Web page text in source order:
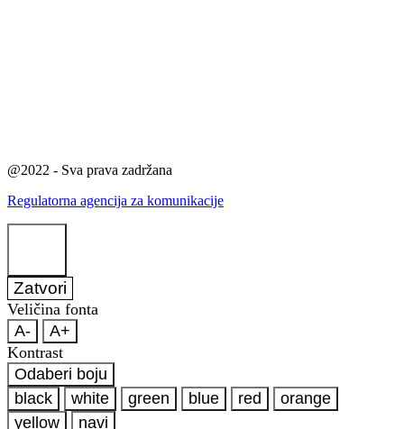
@2022 - Sva prava zadržana
Regulatorna agencija za komunikacije
Zatvori
Veličina fonta
A-
A+
Kontrast
Odaberi boju
black
white green blue red
orange
yellow
navi